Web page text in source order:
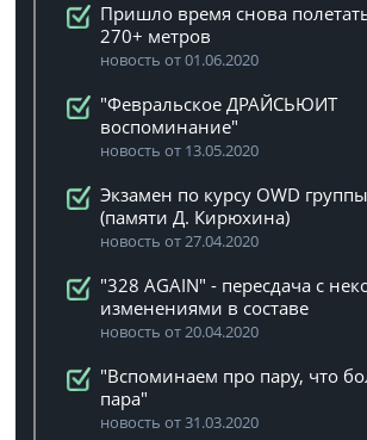
Пришло время снова
270+ метров
новость от 01.06.2020
"Февральское ДРАЙСЬЮИТ
воспоминание"
новость от 13.05.2020
Экзамен по курсу OWD
(памяти Д. Кирюхина)
новость от 27.04.2020
"328 AGAIN" - пересдача с
изменениями в составе
новость от 20.04.2020
"Вспоминаем про пару, что
пара"
новость от 31.03.2020